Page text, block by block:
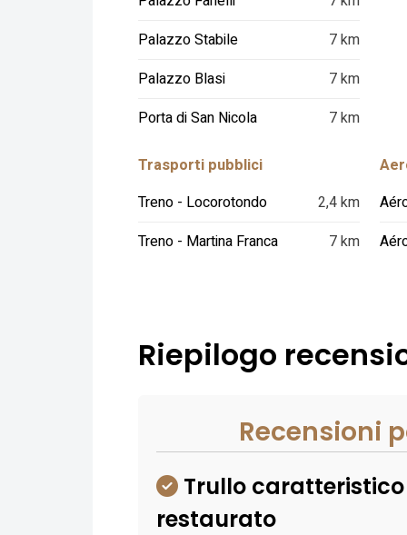
Palazzo Stabile
7 km
Palazzo Blasi
7 km
Porta di San Nicola
7 km
Trasporti pubblici
Treno - Locorotondo
2,4 km
Treno - Martina Franca
7 km
Riepilogo
Recensioni
Trullo caratteristico
restaurato